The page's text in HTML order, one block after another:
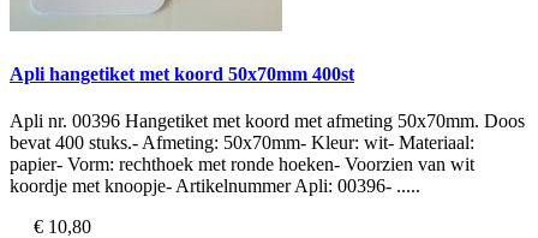
Apli hangetiket met koord 50x70mm 400st
Apli nr. 00396 Hangetiket met koord met afmeting 50x70mm. Doos
bevat 400 stuks.- Afmeting: 50x70mm- Kleur: wit- Materiaal:
papier- Vorm: rechthoek met ronde hoeken- Voorzien van wit
koordje met knoopje- Artikelnummer Apli: 00396- .....
€ 10,80